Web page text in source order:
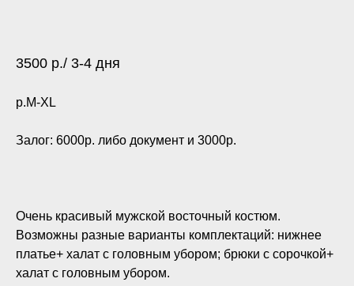
3500 р./ 3-4 дня
р.M-XL
Залог: 6000р. либо документ и 3000р.
Очень красивый мужской восточный костюм.
Возможны разные варианты комплектаций: нижнее
платье+ халат с головным убором; брюки с сорочкой+
халат с головным убором.